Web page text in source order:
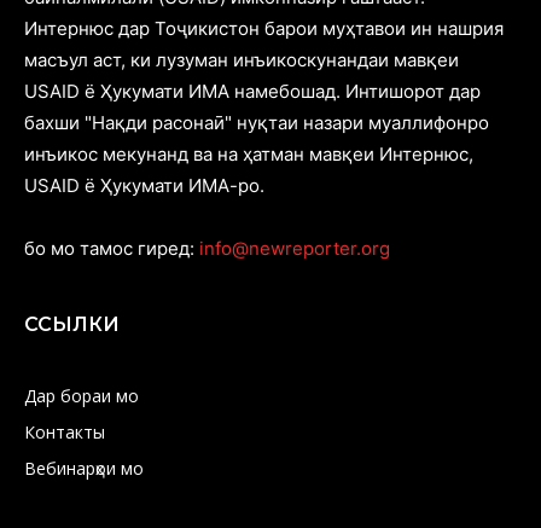
Интернюс дар Тоҷикистон барои муҳтавои ин нашрия
масъул аст, ки лузуман инъикоскунандаи мавқеи
USAID ё Ҳукумати ИМА намебошад. Интишорот дар
бахши "Нақди расонаӣ" нуқтаи назари муаллифонро
инъикос мекунанд ва на ҳатман мавқеи Интернюс,
USAID ё Ҳукумати ИМА-ро.
бо мо тамос гиред: info@newreporter.org
ССЫЛКИ
Дар бораи мо
Контакты
Вебинарҳои мо